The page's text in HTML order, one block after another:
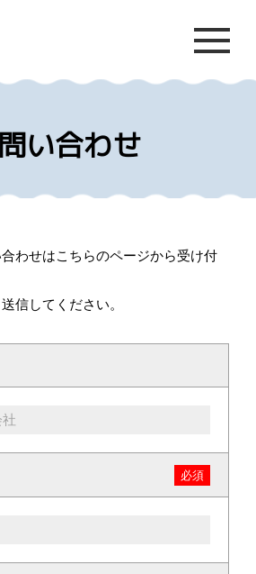
い合わせ
わせはこちらのページから受け付
信してください。
必須